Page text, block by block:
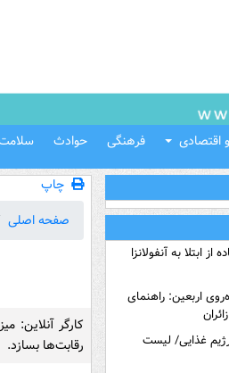
اقتصادی فرهنگی حوادث
ابتلا به آنفولانزا
اربعین: راهنمای
غذایی/ لیست
چاپ
صفحه اصلی
رقابت‌ها بسازد.